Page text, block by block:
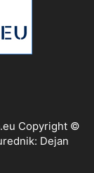
Copyright ©
Dejan